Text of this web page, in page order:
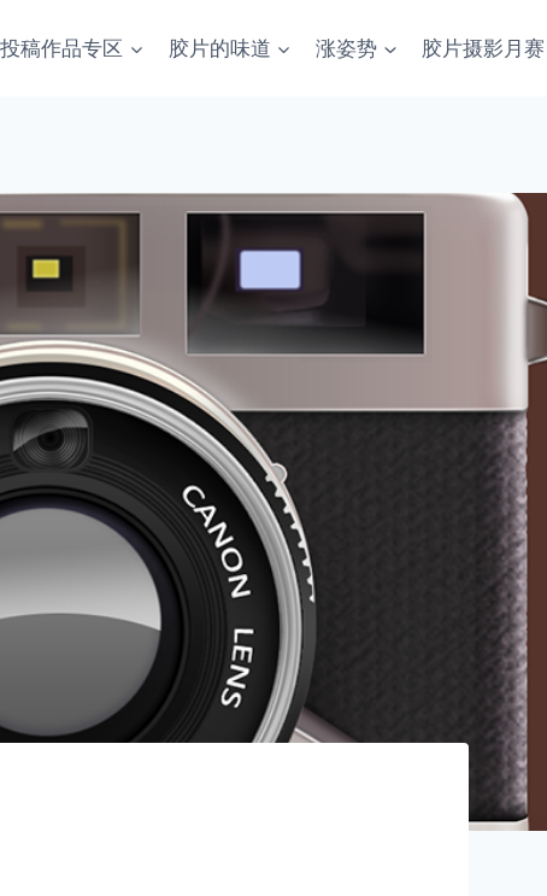
投稿作品专区 胶片的味道 涨姿势 胶片摄影月赛